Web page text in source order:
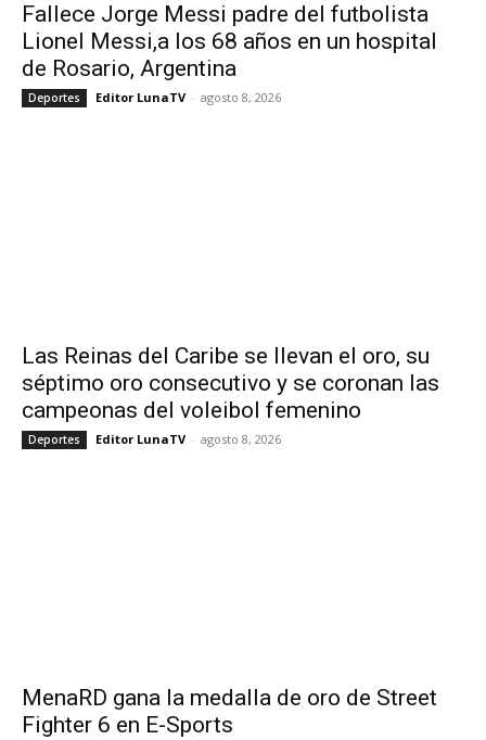
Fallece Jorge Messi padre del futbolista
Lionel Messi,a los 68 años en un hospital
de Rosario, Argentina
Deportes Editor LunaTV - agosto 8, 2026
Las Reinas del Caribe se llevan el oro, su
séptimo oro consecutivo y se coronan las
campeonas del voleibol femenino
Deportes Editor LunaTV - agosto 8, 2026
MenaRD gana la medalla de oro de Street
Fighter 6 en E-Sports